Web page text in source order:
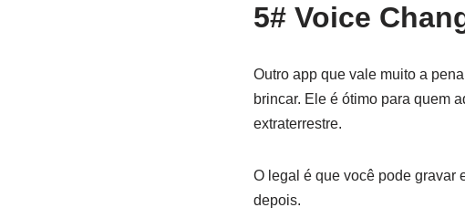
5# Voice
Outro app que vale muito a
brincar. Ele é ótimo para quem
extraterrestre.
O legal é que você pode gravar
depois.